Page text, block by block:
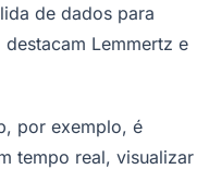
de dados para
Lemmertz e
por exemplo, é
tempo real, visualizar